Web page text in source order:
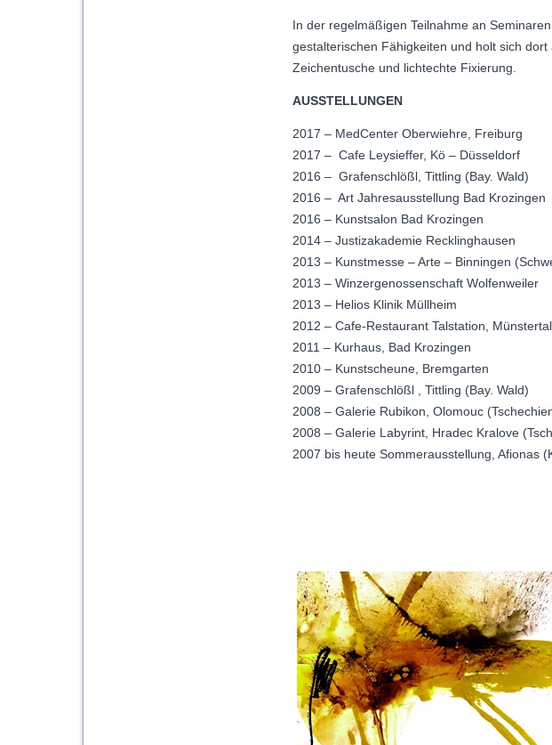
In der regelmäßigen Teilnahme an
gestalterischen Fähigkeiten und holt sich
Zeichentusche und lichtechte Fixierung.
AUSSTELLUNGEN
2017 – MedCenter Oberwiehre, Freiburg
2017 – Cafe Leysieffer, Kö – Düsseldorf
2016 – Grafenschlößl, Tittling (Bay. Wald)
2016 – Art Jahresausstellung Bad Krozingen
2016 – Kunstsalon Bad Krozingen
2014 – Justizakademie Recklinghausen
2013 – Kunstmesse – Arte – Binningen
2013 – Winzergenossenschaft Wolfenweiler
2013 – Helios Klinik Müllheim
2012 – Cafe-Restaurant Talstation, Münstertal
2011 – Kurhaus, Bad Krozingen
2010 – Kunstscheune, Bremgarten
2009 – Grafenschlößl , Tittling (Bay. Wald)
2008 – Galerie Rubikon, Olomouc
2008 – Galerie Labyrint, Hradec Kralove
2007 bis heute Sommerausstellung, Afionas